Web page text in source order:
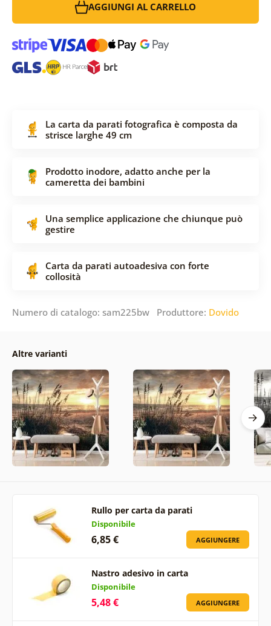
AGGIUNGI AL CARRELLO
La carta da parati fotografica è composta da
strisce larghe 49 cm
Prodotto inodore, adatto anche per la
cameretta dei bambini
Una semplice applicazione che chiunque può
gestire
Carta da parati autoadesiva con forte
collosità
Numero di catalogo: sam225bw Produttore: Dovido
Altre varianti
Rullo per carta da parati
Disponibile
6,85 € AGGIUNGERE
Nastro adesivo in carta
Disponibile
5,48 € AGGIUNGERE